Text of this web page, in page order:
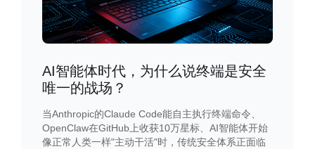
AI智能体时代，为什么说终端是安全
唯一的战场？
当Anthropic的Claude Code能自主执行终端命令、
OpenClaw在GitHub上收获10万星标、AI智能体开始
像正常人类一样"主动干活"时，传统安全体系正面临